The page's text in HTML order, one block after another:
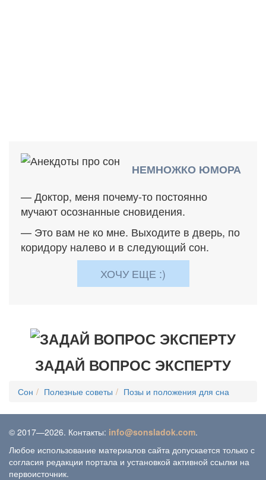
НЕМНОЖКО ЮМОРА
— Доктор, меня почему-то постоянно
мучают осознанные сновидения.
— Это вам не ко мне. Выходите в дверь, по
коридору налево и в следующий сон.
ХОЧУ ЕЩЕ :)
ЗАДАЙ ВОПРОС ЭКСПЕРТУ
Сон Полезные советы Позы и положения для сна
© 2017—2026. Контакты: info@sonsladok.com.
Любое использование материалов сайта допускается только с
согласия редакции портала и установкой активной ссылки на
первоисточник.